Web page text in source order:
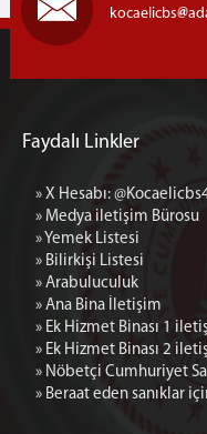
Cumhuriyet Başsavcılığı
Nöbetçi Cumhuriyet
ADALET KOMİSYONU
Adalet Komisyonu
Mahkemeler
İCRA DAİRELERİ BŞK.
İcra Daireleri Başkanlığı
İcra Daireleri Başkanlığı
İcra Müdürlükleri
İLETİŞİM
kocaelicbs
Faydalı Linkler
» X Hesabı:
» Medya iletişim Bürosu
» Yemek Listesi
» Bilirkişi Listesi
» Arabuluculuk
» Ana Bina İletişim
» Ek Hizmet Binası 1
» Ek Hizmet Binası 2
» Nöbetçi Cumhuriyet
» Beraat eden sanıklar